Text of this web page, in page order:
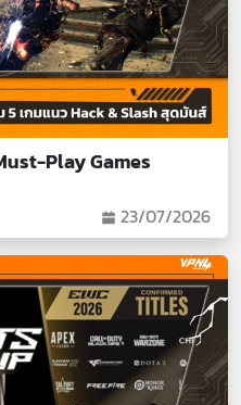
Play Games
23/07/2026